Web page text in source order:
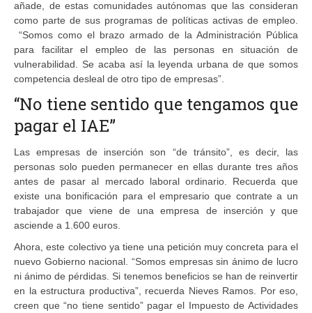
añade, de estas comunidades autónomas que las consideran
como parte de sus programas de políticas activas de empleo.
“Somos como el brazo armado de la Administración Pública
para facilitar el empleo de las personas en situación de
vulnerabilidad. Se acaba así la leyenda urbana de que somos
competencia desleal de otro tipo de empresas”.
“No tiene sentido que tengamos que
pagar el IAE”
Las empresas de inserción son “de tránsito”, es decir, las
personas solo pueden permanecer en ellas durante tres años
antes de pasar al mercado laboral ordinario. Recuerda que
existe una bonificación para el empresario que contrate a un
trabajador que viene de una empresa de inserción y que
asciende a 1.600 euros.
Ahora, este colectivo ya tiene una petición muy concreta para el
nuevo Gobierno nacional. “Somos empresas sin ánimo de lucro
ni ánimo de pérdidas. Si tenemos beneficios se han de reinvertir
en la estructura productiva”, recuerda Nieves Ramos. Por eso,
creen que “no tiene sentido” pagar el Impuesto de Actividades